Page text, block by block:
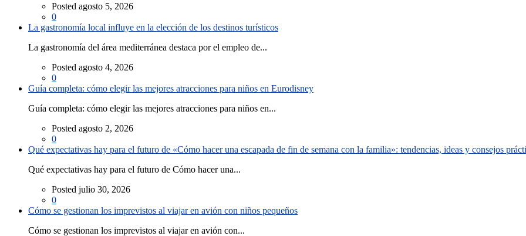
Posted agosto 5, 2026
0
La gastronomía local influye en la elección de los destinos turísticos
La gastronomía del área mediterránea destaca por el empleo de...
Posted agosto 4, 2026
0
Guía completa: cómo elegir las mejores atracciones para niños en Eurodisney
Guía completa: cómo elegir las mejores atracciones para niños en...
Posted agosto 2, 2026
0
Qué expectativas hay para el futuro de «Cómo hacer una escapada de fin de semana con la familia»: tendencias, ideas y consejos
Qué expectativas hay para el futuro de Cómo hacer una...
Posted julio 30, 2026
0
Cómo se gestionan los imprevistos al viajar en avión con niños pequeños
Cómo se gestionan los imprevistos al viajar en avión con...